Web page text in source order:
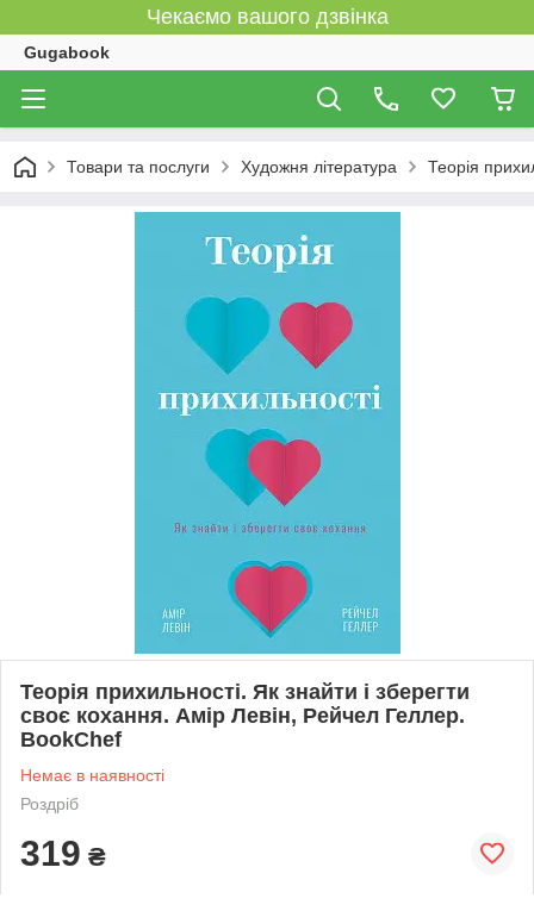
Чекаємо вашого дзвінка
Gugabook
Товари та послуги Художня література Теорія
Теорія прихильності. Як знайти і зберегти
своє кохання. Амір Левін, Рейчел Геллер.
BookChef
Немає в наявності
Роздріб
319 ₴